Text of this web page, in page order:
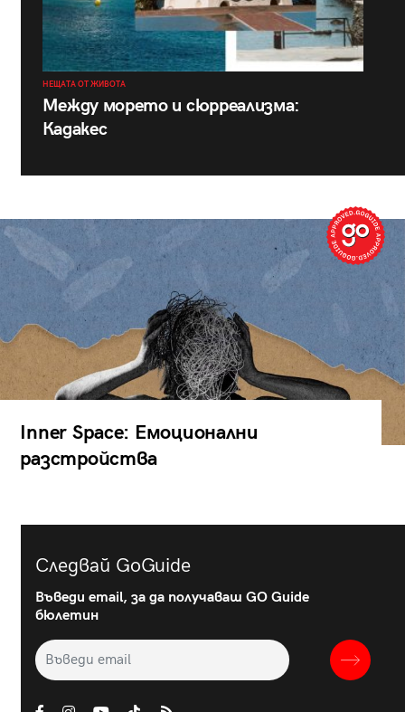
НЕЩАТА ОТ ЖИВОТА
Между морето и сюрреализма:
Кадакес
Inner Space: Емоционални
разстройства
Следвай GoGuide
Въведи email, за да получаваш GO Guide
бюлетин